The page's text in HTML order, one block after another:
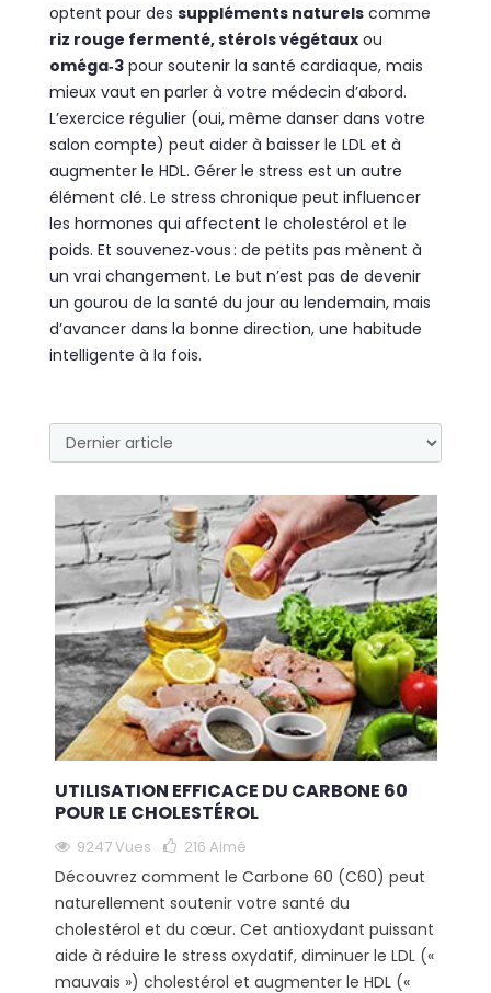
optent pour des suppléments naturels comme
riz rouge fermenté, stérols végétaux ou
oméga‑3 pour soutenir la santé cardiaque, mais
mieux vaut en parler à votre médecin d’abord.
L’exercice régulier (oui, même danser dans votre
salon compte) peut aider à baisser le LDL et à
augmenter le HDL. Gérer le stress est un autre
élément clé. Le stress chronique peut influencer
les hormones qui affectent le cholestérol et le
poids. Et souvenez‑vous : de petits pas mènent à
un vrai changement. Le but n’est pas de devenir
un gourou de la santé du jour au lendemain, mais
d’avancer dans la bonne direction, une habitude
intelligente à la fois.
UTILISATION EFFICACE DU CARBONE 60
POUR LE CHOLESTÉROL
9247 Vues 216 Aimé
Découvrez comment le Carbone 60 (C60) peut
naturellement soutenir votre santé du
cholestérol et du cœur. Cet antioxydant puissant
aide à réduire le stress oxydatif, diminuer le LDL («
mauvais ») cholestérol et augmenter le HDL («